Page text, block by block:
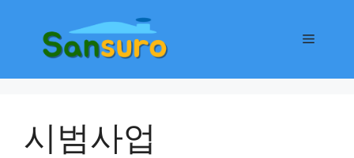
메
시범사업